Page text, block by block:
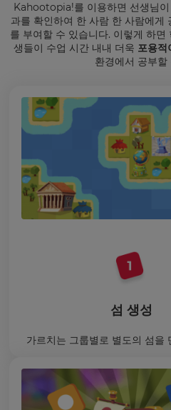
Kahootopia!를 이용하면 선생님
과를 확인하여 한 사람 한 사람에게
를 부여할 수 있습니다. 이렇게 하
생들이 수업 시간 내내 더욱 포용적
환경에서 공부할
섬 생성
가르치는 그룹별로 별도의 섬을